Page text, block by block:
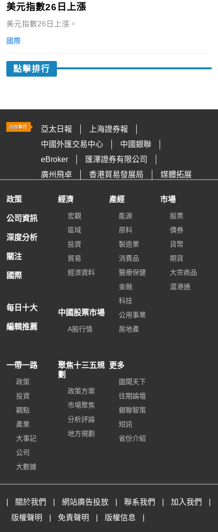
美元指數26日上漲
美元指數26日上漲。
國際
點擊排行
亞太日報
上海證券報
中國外匯交易中心
中國銀聯
eBroker
匯澤證券有限公司
廣州飛卓
香港貿易發展局 媒體拓展
政策
公司資訊
深度分析
關注
國際
每日十大
編輯推薦
經濟
宏觀
區域
投資
貿易
經濟資料
中國股票市場
A股行情
產經
能源
原料
製造業
消費品
醫療保健
金融
科技
公用事業
房地產
市場
股票
債券
貨幣
期貨
大宗商品
滬港通
一帶一路
政策
投資
觀點
產業
大事記
公司
大數據
聚焦十三五規
劃
政策方案
市場聚焦
分析評論
地方規劃
更多
圖聞天下
往期論壇
銀聯智策
短訊
省份介紹
關於我們 網站廣告投放 聯系我們 加入我們
版權聲明
免責聲明 版權信息